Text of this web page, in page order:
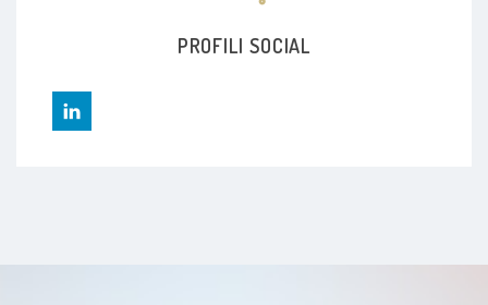
PROFILI SOCIAL